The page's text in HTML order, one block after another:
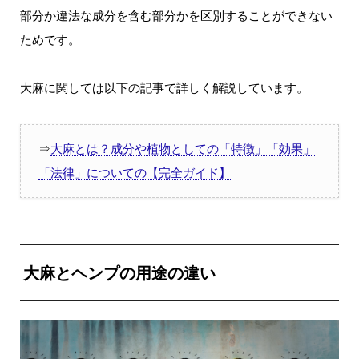
部分か違法な成分を含む部分かを区別することができない
ためです。
大麻に関しては以下の記事で詳しく解説しています。
⇒大麻とは？成分や植物としての「特徴」「効果」
「法律」についての【完全ガイド】
大麻とヘンプの用途の違い